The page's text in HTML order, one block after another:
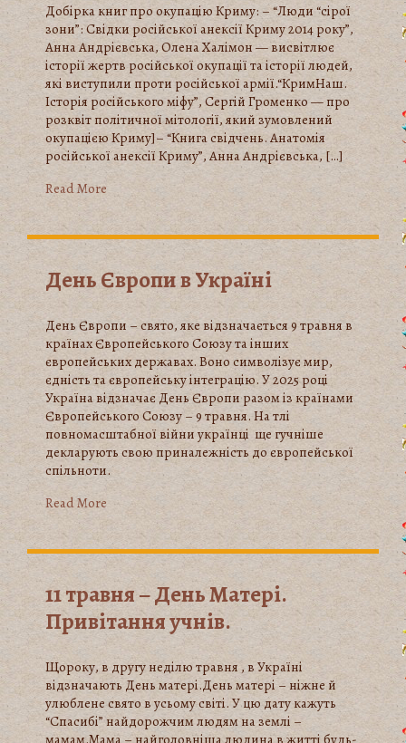
Добірка книг про окупацію Криму: – “Люди “сірої
зони”: Свідки російської анексії Криму 2014 року”,
Анна Андрієвська, Олена Халімон — висвітлює
історії жертв російської окупації та історії людей,
які виступили проти російської армії.“КримНаш.
Історія російського міфу”, Сергій Громенко — про
розквіт політичної мітології, який зумовлений
окупацією Криму]– “Книга свідчень. Анатомія
російської анексії Криму”, Анна Андрієвська, […]
Read More
День Європи в Україні
День Європи – свято, яке відзначається 9 травня в
країнах Європейського Союзу та інших
європейських державах. Воно символізує мир,
єдність та європейську інтеграцію. У 2025 році
Україна відзначає День Європи разом із країнами
Європейського Союзу – 9 травня. На тлі
повномасштабної війни українці ще гучніше
декларують свою приналежність до європейської
спільноти.
Read More
11 травня – День Матері.
Привітання учнів.
Щороку, в другу неділю травня , в Україні
відзначають День матері.День матері – ніжне й
улюблене свято в усьому світі. У цю дату кажуть
“Спасибі” найдорожчим людям на землі –